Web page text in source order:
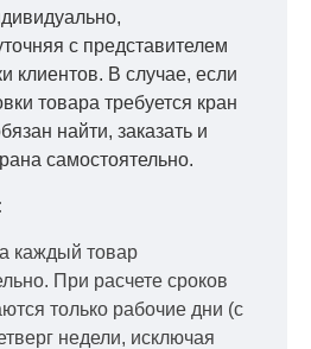
с представителем
клиентов. В случае, если
товара требуется кран
найти, заказать и
самостоятельно.
каждый товар
При расчете сроков
только рабочие дни (с
недели, исключая